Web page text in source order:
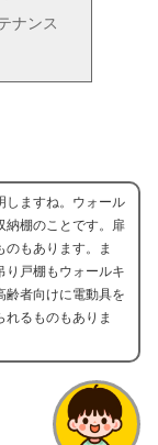
ナンス
しますね。ウォール
納棚のことです。扉
のもあります。ま
り戸棚もウォールキ
齢者向けに電動具を
るものもありま